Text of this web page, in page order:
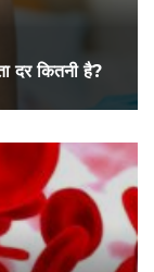
दर कितनी है?